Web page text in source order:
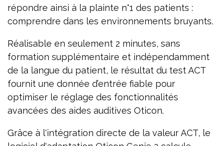
répondre ainsi à la plainte n°1 des patients :
comprendre dans les environnements bruyants.
Réalisable en seulement 2 minutes, sans
formation supplémentaire et indépendamment
de la langue du patient, le résultat du test ACT
fournit une donnée d’entrée fiable pour
optimiser le réglage des fonctionnalités
avancées des aides auditives Oticon.
Grâce à l'intégration directe de la valeur ACT, le